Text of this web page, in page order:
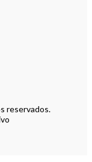
reservados.